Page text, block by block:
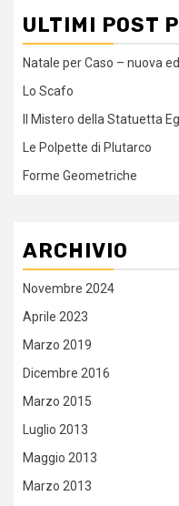
ULTIMI POST
Natale per Caso – nuova
Lo Scafo
Il Mistero della Statuetta
Le Polpette di Plutarco
Forme Geometriche
ARCHIVIO
Novembre 2024
Aprile 2023
Marzo 2019
Dicembre 2016
Marzo 2015
Luglio 2013
Maggio 2013
Marzo 2013